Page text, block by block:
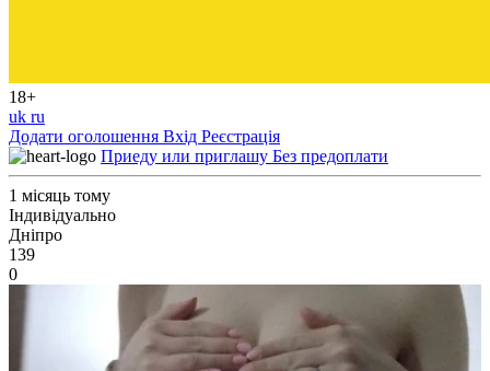
18+
uk ru
Додати оголошення Вхід Реєстрація
Приеду или приглашу Без предоплати
1 місяць тому
Індивідуально
Дніпро
139
0